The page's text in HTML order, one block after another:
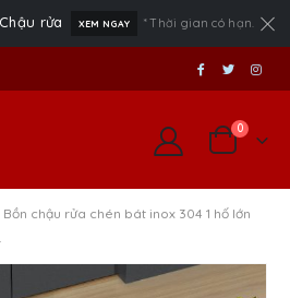
Chậu rửa XEM NGAY * Thời gian có hạn.
0
Bồn chậu rửa chén bát inox 304 1 hố lớn